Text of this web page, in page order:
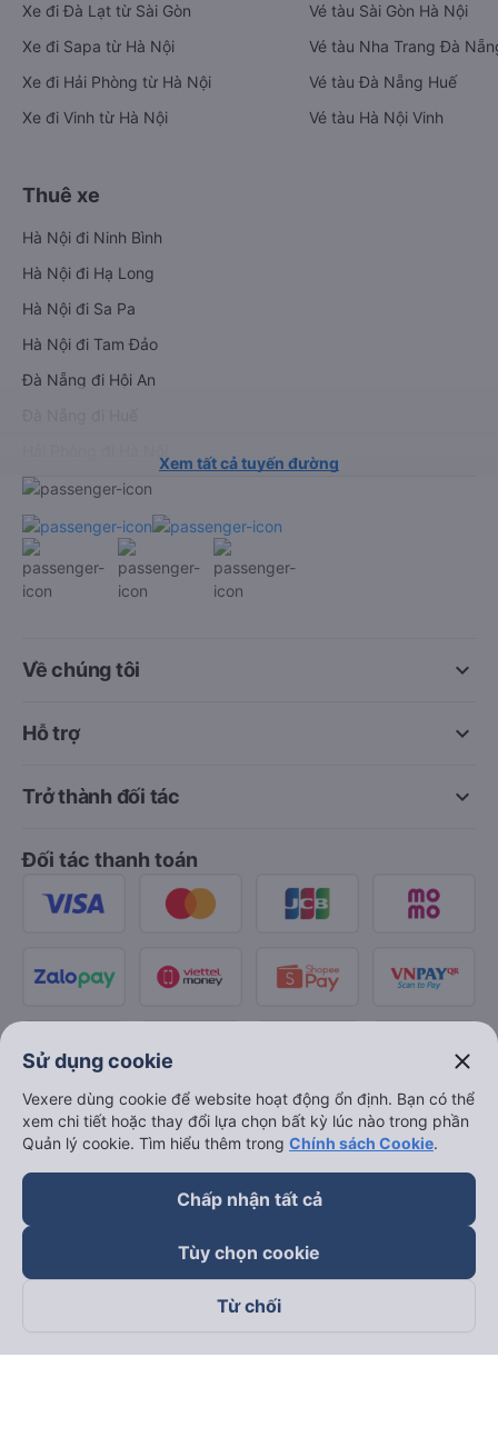
Xe đi Đà Lạt từ Sài Gòn
Xe đi Sapa từ Hà Nội
Xe đi Hải Phòng từ Hà Nội
Xe đi Vinh từ Hà Nội
Vé tàu Sài Gòn Hà Nội
Vé tàu Nha Trang Đà
Vé tàu Đà Nẵng Huế
Vé tàu Hà Nội Vinh
Thuê xe
Hà Nội đi Ninh Bình
Hà Nội đi Hạ Long
Hà Nội đi Sa Pa
Hà Nội đi Tam Đảo
Đà Nẵng đi Hội An
Xem tất cả tuyến đường
keyboard_arrow_down
Về chúng tôi
keyboard_arrow_down
Hỗ trợ
keyboard_arrow_down
Trở thành đối tác
Đối tác thanh toán
Sử dụng cookie close
Vexere dùng cookie để website hoạt động ổn định. Bạn có thể
xem chi tiết hoặc thay đổi lựa chọn bất kỳ lúc nào trong phần
Quản lý cookie. Tìm hiểu thêm trong Chính sách Cookie.
Chấp nhận tất cả
Tùy chọn cookie
Từ chối